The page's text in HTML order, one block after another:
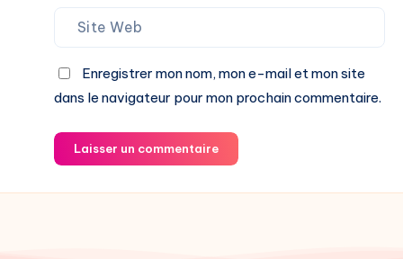
Enregistrer mon nom, mon e-mail et mon site
dans le navigateur pour mon prochain commentaire.
Laisser un commentaire